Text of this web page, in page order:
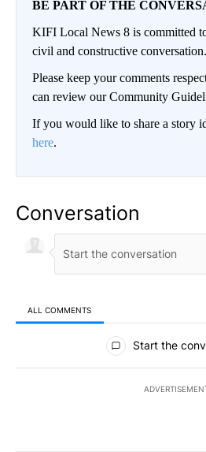
BE PART OF THE
KIFI Local News 8 is committed
civil and constructive conversation.
Please keep your comments
can review our Community
If you would like to share a story
here.
Conversation
ALL COMMENTS
All Comments
Start the